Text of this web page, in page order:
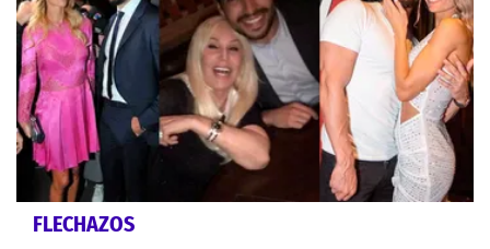
FLECHAZOS